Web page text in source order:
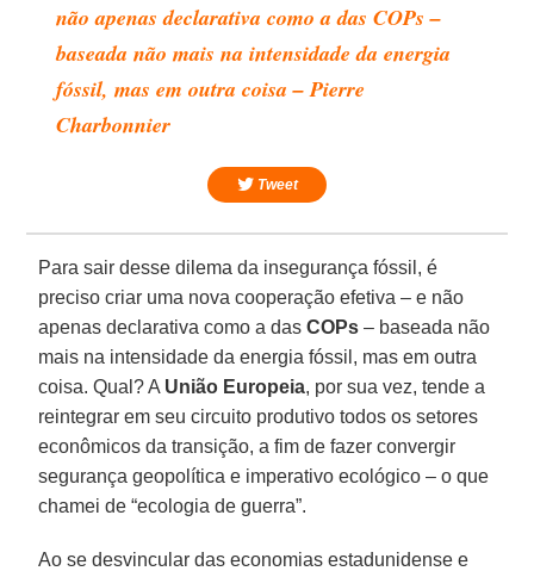
não apenas declarativa como a das COPs –
baseada não mais na intensidade da energia
fóssil, mas em outra coisa – Pierre
Charbonnier
Tweet
Para sair desse dilema da insegurança fóssil, é
preciso criar uma nova cooperação efetiva – e não
apenas declarativa como a dasCOPs – baseada não
mais na intensidade da energia fóssil, mas em outra
coisa. Qual? A União Europeia, por sua vez, tende a
reintegrar em seu circuito produtivo todos os setores
econômicos da transição, a fim de fazer convergir
segurança geopolítica e imperativo ecológico – o que
chamei de “ecologia de guerra”.
Ao se desvincular das economias estadunidense e